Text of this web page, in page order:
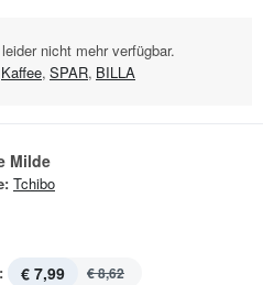
nicht mehr verfügbar.
Kaffee, SPAR, BILLA
Milde
Tchibo
€ 7,99 € 8,62